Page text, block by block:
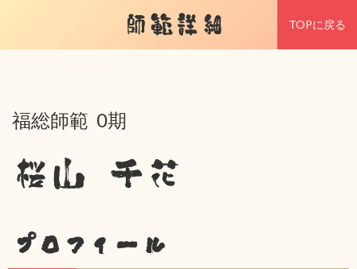
師範詳細 TOPに戻る
福総師範 0期
桜山 千花
プロフィール